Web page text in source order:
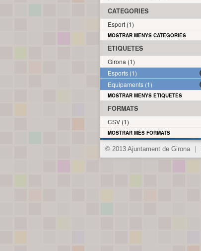
CATEGORIES
Esport (1)
MOSTRAR MENYS CATEGORIES
ETIQUETES
Girona (1)
Esports (1)
Equipaments (1)
MOSTRAR MENYS ETIQUETES
FORMATS
CSV (1)
MOSTRAR MÉS FORMATS
© 2013 Ajuntament de Girona